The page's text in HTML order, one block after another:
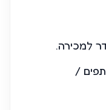
למכירה.
/